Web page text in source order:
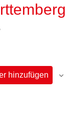
hinzufügen